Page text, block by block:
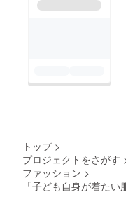
トップ >
プロジェクトをさがす
ファッション >
「子ども自身が着た